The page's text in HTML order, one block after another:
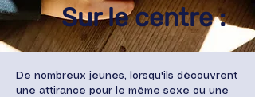
Sur le centre :
De nombreux jeunes, lorsqu'ils découvrent
une attirance pour le même sexe ou une